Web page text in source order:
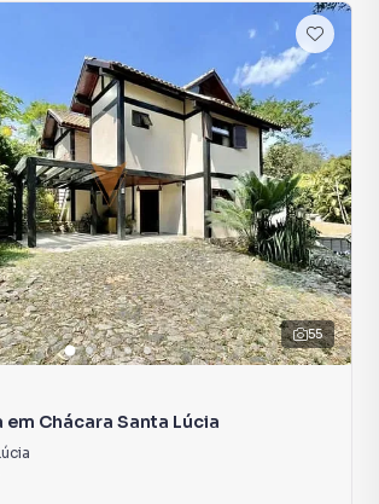
55
em Chácara Santa Lúcia